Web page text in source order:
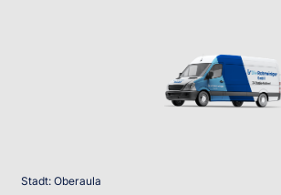
Stadt: Oberaula